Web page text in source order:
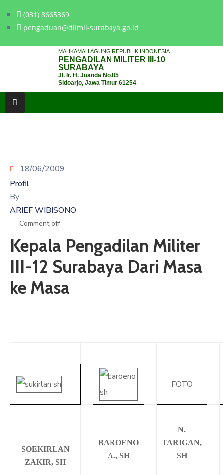
(031) 8665369
pengaduan@dilmil-surabaya.go.id
MAHKAMAH AGUNG REPUBLIK INDONESIA
PENGADILAN MILITER III-10
SURABAYA
Jl. Ir. H. Juanda No.85
Sidoarjo, Jawa Timur 61254
LAYANAN
HUKUM
PPID
KINERJA
RB
GALERI
HUBUNGI
18/06/2009
Profil
By
ARIEF WIBISONO
Comment off
Kepala Pengadilan Militer
III-12 Surabaya Dari Masa
ke Masa
FOTO
SOEKIRLAN
ZAKIR, SH
BAROENO
A., SH
N.
TARIGAN,
SH